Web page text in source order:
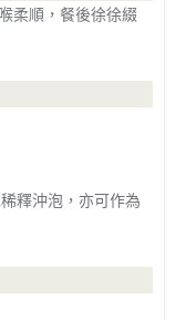
柔順，餐後徐徐綴
釋沖泡，亦可作為